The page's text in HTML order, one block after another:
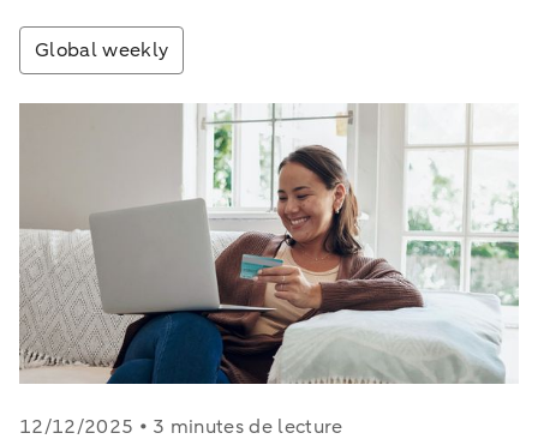
Global weekly
12/12/2025 • 3 minutes de lecture